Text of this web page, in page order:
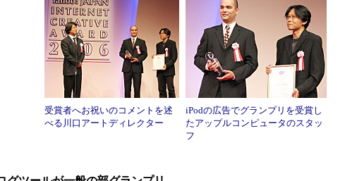
受賞者へお祝いのコメントを述
べる川口アートディレクター
iPodの広告でグランプリを受賞し
たアップルコンピュータのスタッ
フ